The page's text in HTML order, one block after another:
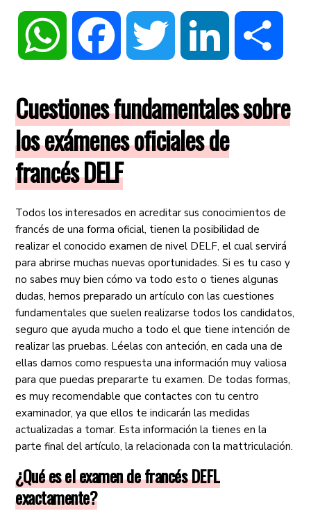
WhatsApp Facebook Twitter LinkedIn
Cuestiones fundamentales sobre
los exámenes oficiales de
francés DELF
Todos los interesados en acreditar sus conocimientos de
francés de una forma oficial, tienen la posibilidad de
realizar el conocido examen de nivel DELF, el cual servirá
para abrirse muchas nuevas oportunidades. Si es tu caso y
no sabes muy bien cómo va todo esto o tienes algunas
dudas, hemos preparado un artículo con las cuestiones
fundamentales que suelen realizarse todos los candidatos,
seguro que ayuda mucho a todo el que tiene intención de
realizar las pruebas. Léelas con anteción, en cada una de
ellas damos como respuesta una información muy valiosa
para que puedas prepararte tu examen. De todas formas,
es muy recomendable que contactes con tu centro
examinador, ya que ellos te indicarán las medidas
actualizadas a tomar. Esta información la tienes en la
parte final del artículo, la relacionada con la mattriculación.
¿Qué es el examen de francés DEFL
exactamente?